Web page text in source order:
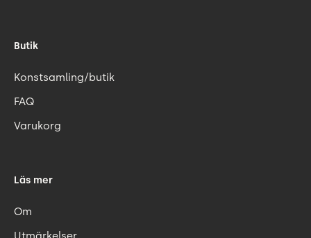
Butik
Konstsamling/butik
FAQ
Varukorg
Läs mer
Om